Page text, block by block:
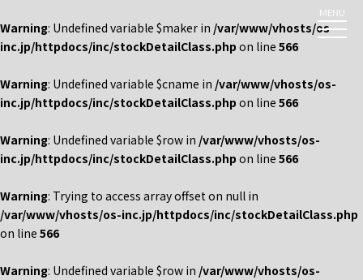
Warning: Undefined variable $maker in /var/www/vhosts/os-
inc.jp/httpdocs/inc/stockDetailClass.php on line 566
Warning: Undefined variable $cname in /var/www/vhosts/os-
inc.jp/httpdocs/inc/stockDetailClass.php on line 566
Warning: Undefined variable $row in /var/www/vhosts/os-
inc.jp/httpdocs/inc/stockDetailClass.php on line 566
Warning: Trying to access array offset on null in
/var/www/vhosts/os-inc.jp/httpdocs/inc/stockDetailClass.php
on line 566
Warning: Undefined variable $row in /var/www/vhosts/os-
MENU